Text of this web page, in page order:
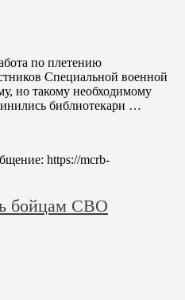
по плетению
Специальной военной
но такому необходимому
библиотекари …
https://mcrb-
бойцам СВО